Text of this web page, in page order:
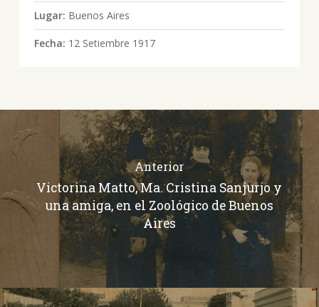
Lugar: Buenos Aires
Fecha: 12 Setiembre 1917
Anterior
Victorina Matto, Ma. Cristina Sanjurjo y
una amiga, en el Zoológico de Buenos
Aires